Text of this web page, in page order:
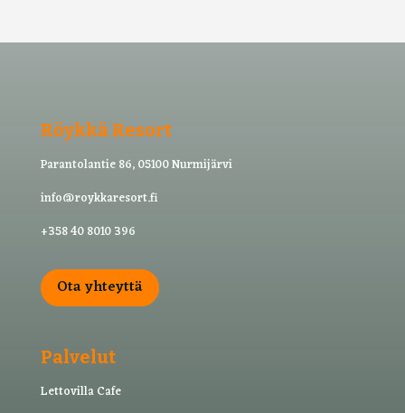
Röykkä Resort
Parantolantie 86, 05100 Nurmijärvi
info@roykkaresort.fi
+358 40 8010 396
Ota yhteyttä
Palvelut
Lettovilla Cafe